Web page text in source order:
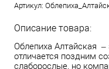
Артикул:
Описание товара:
Облепиха Алтайская –
отличается поздним
слаборослые, но